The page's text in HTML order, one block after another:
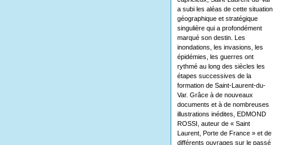
a subi les aléas de cette situation
géographique et stratégique
singulière qui a profondément
marqué son destin. Les
inondations, les invasions, les
épidémies, les guerres ont
rythmé au long des siècles les
étapes successives de la
formation de Saint-Laurent-du-
Var. Grâce à de nouveaux
documents et à de nombreuses
illustrations inédites, EDMOND
ROSSI, auteur de « Saint
Laurent, Porte de France » et de
différents ouvrages sur le passé